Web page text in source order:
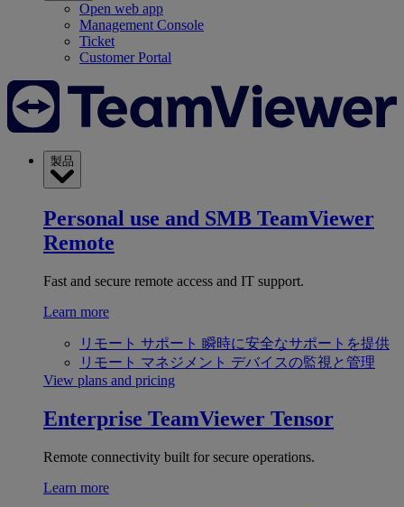
Open web app
Management Console
Ticket
Customer Portal
製品
Personal use and SMB TeamViewer
Remote
Fast and secure remote access and IT support.
Learn more
リモート サポート 瞬時に安全なサポートを提供
リモート マネジメント デバイスの監視と管理
View plans and pricing
Enterprise TeamViewer Tensor
Remote connectivity built for secure operations.
Learn more